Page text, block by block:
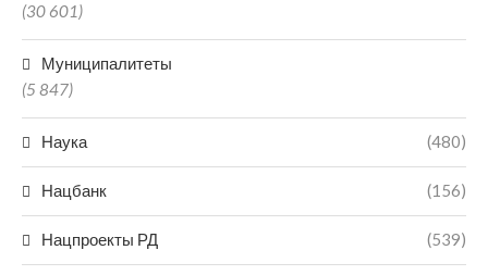
(30 601)
Муниципалитеты
(5 847)
Наука (480)
Нацбанк (156)
Нацпроекты РД (539)